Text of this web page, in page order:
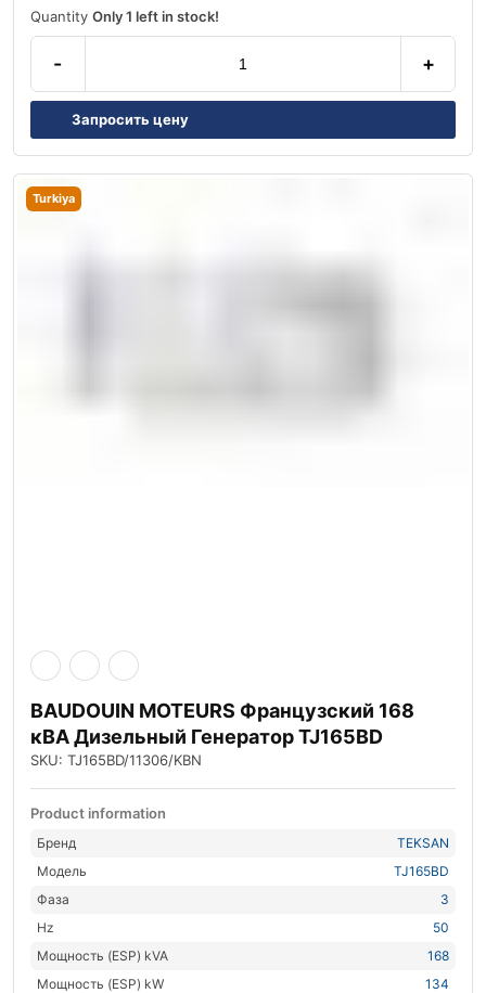
Quantity Only 1 left in stock!
- +
Запросить цену
Turkiya
BAUDOUIN MOTEURS Французский 168
кВА Дизельный Генератор TJ165BD
SKU: TJ165BD/11306/KBN
Product information
Бренд
TEKSAN
Модель
TJ165BD
Фаза
3
Hz
50
Мощность (ESP) kVA
168
Мощность (ESP) kW
134